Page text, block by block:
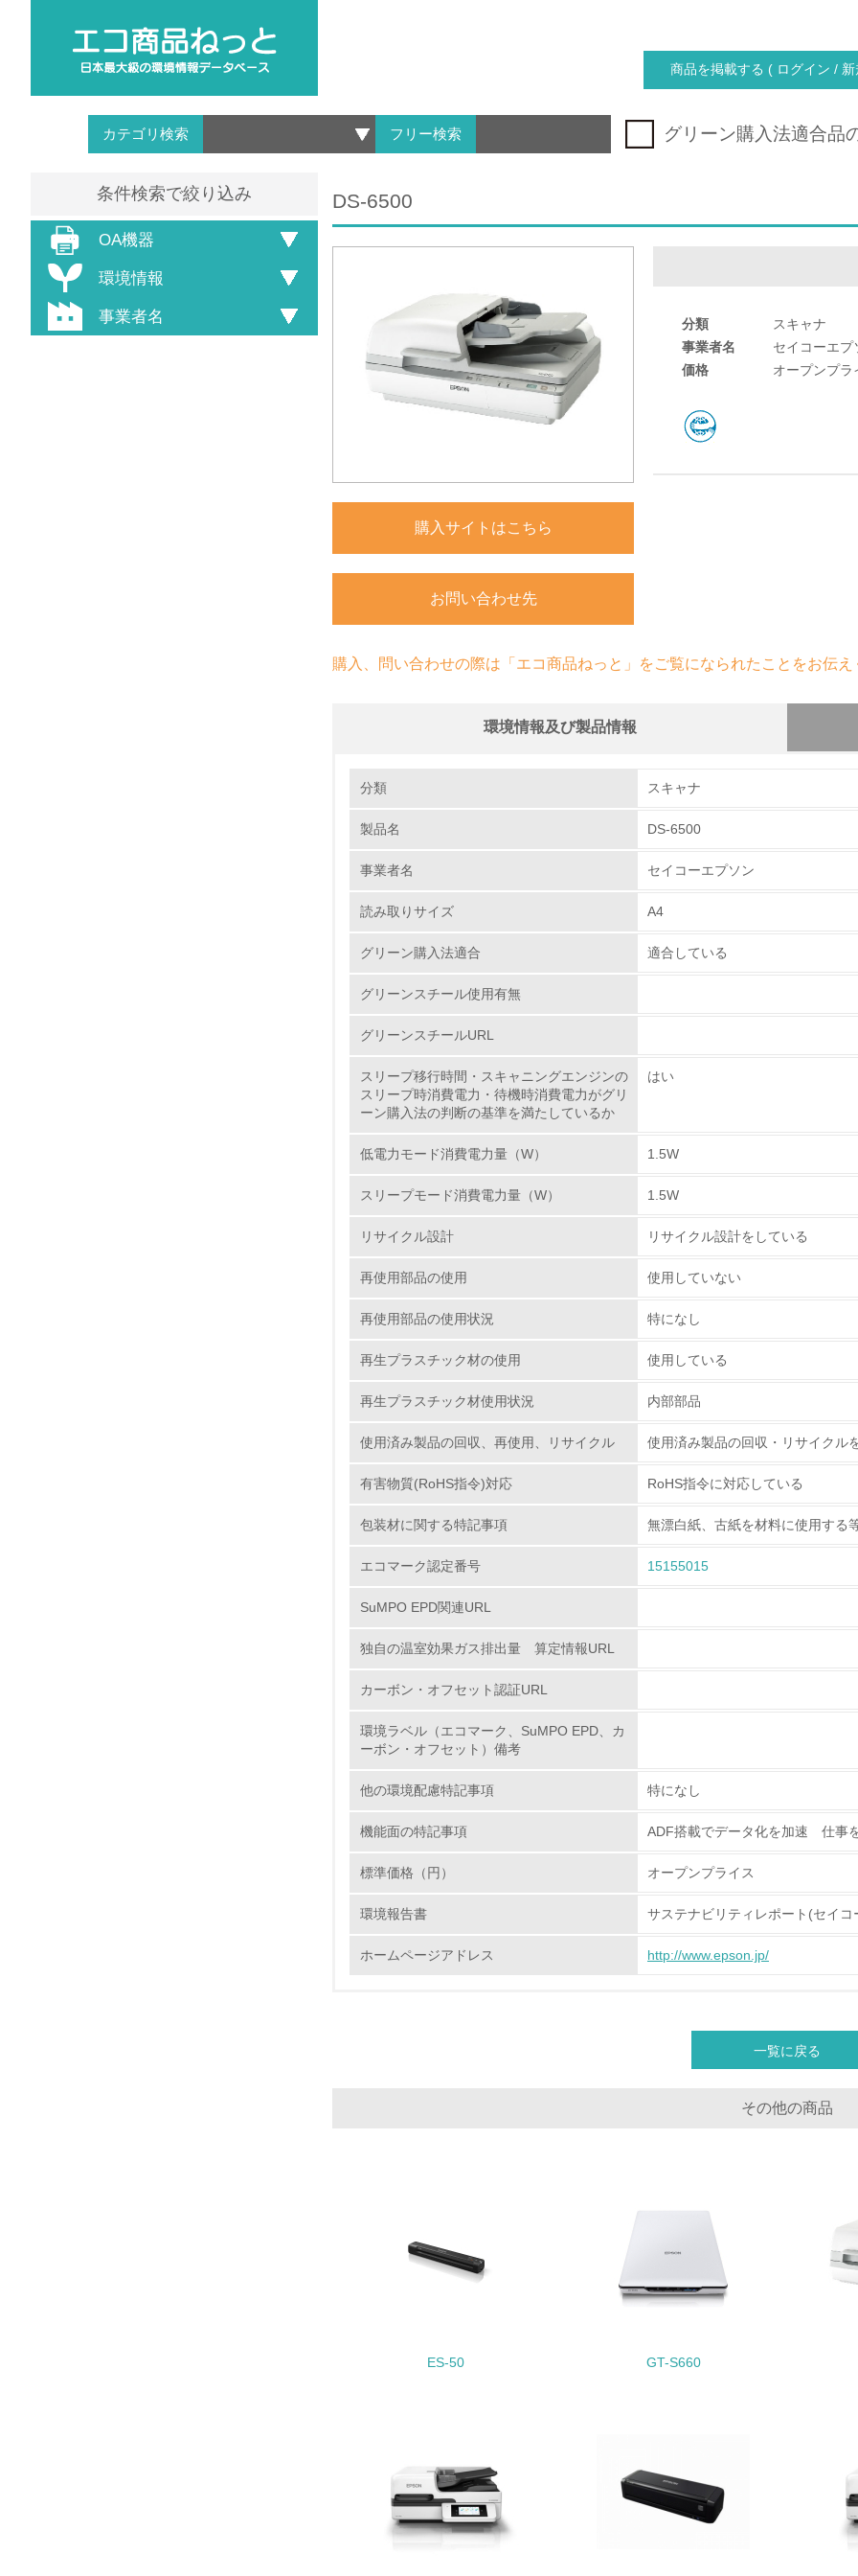
商品を掲載する ( ログイン / 新
カテゴリ検索 フリー検索 グリーン購入法適合品
条件検索で絞り込み
OA機器
環境情報
事業者名
DS-6500
購入サイトはこちら
お問い合わせ先
分類
スキャナ
事業者名
セイコーエプ
価格
オープンプラ
購入、問い合わせの際は「エコ商品ねっと」をご覧になられたことをお伝え
環境情報及び製品情報
1.環境取り組み体制
No. チェック項目
4. 自社に関係する主要な環境法規制を把握し、順守している
5. 環境取り組み体制と成果を定期的に検証して次の活動に活かして
6. 従業員が環境方針に基づいて自分の業務の中で行うべき環境対
7.
環境活動に関する規格やプログラムを導入している
第三者認証を取得している
2.環境への取り組み
No. チェック項目
11. <L1> 環境配慮型製品・サービスの製造・販売を積極的に行って
12. <L2> 環境配慮型製品・サービスの製造・販売状況を把握し、具
13. <L1> グリーン購入の取り組み方針を有し、グリーン購入を行っ
14. <L2> 購入している製品・サービスの量と種類を把握し、具体的
化学物質
<L1> 化学物質の使用量及び外部（大気・水・土壌）への排出量
18. <L2> 化学物質の使用量及び外部への排出量を把握し、具体的な
21.
<L1> 「生物多様性保全」に関する取り組み（例：森林保全活動
購入、原材料のトレーサビリティの確認等）を行っている
分類 スキャナ
製品名 DS-6500
事業者名 セイコーエプソン
読み取りサイズ A4
グリーン購入法適合 適合している
グリーンスチール使用有無
グリーンスチールURL
スリープ移行時間・スキャニングエンジンの
スリープ時消費電力・待機時消費電力がグリ
ーン購入法の判断の基準を満たしているか
はい
低電力モード消費電力量（W） 1.5W
スリープモード消費電力量（W） 1.5W
リサイクル設計 リサイクル設計をしている
再使用部品の使用 使用していない
再使用部品の使用状況 特になし
再生プラスチック材の使用 使用している
再生プラスチック材使用状況 内部部品
使用済み製品の回収、再使用、リサイクル 使用済み製品の回収・リサイクル
有害物質(RoHS指令)対応 RoHS指令に対応している
包装材に関する特記事項 無漂白紙、古紙を材料に使用する
エコマーク認定番号 15155015
SuMPO EPD関連URL
独自の温室効果ガス排出量 算定情報URL
カーボン・オフセット認証URL
環境ラベル（エコマーク、SuMPO EPD、カ
ーボン・オフセット）備考
他の環境配慮特記事項 特になし
機能面の特記事項 ADF搭載でデータ化を加速 仕事
標準価格（円） オープンプライス
環境報告書 サステナビリティレポート(セイ
ホームページアドレス http://www.epson.jp/
一覧に戻る
その他の商品
ES-50 GT-S660